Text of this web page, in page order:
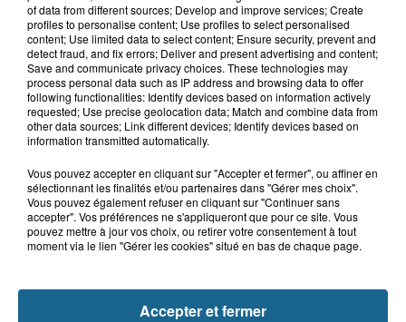
Grand jeu de l'été : les cabines de plages
Gagnez vos entrées pour Dennlys
Parc
of data from different sources; Develop and improve services; Create
profiles to personalise content; Use profiles to select personalised
content; Use limited data to select content; Ensure security, prevent and
detect fraud, and fix errors; Deliver and present advertising and content;
Save and communicate privacy choices. These technologies may
process personal data such as IP address and browsing data to offer
following functionalities: Identify devices based on information actively
requested; Use precise geolocation data; Match and combine data from
other data sources; Link different devices; Identify devices based on
information transmitted automatically.
Vous pouvez accepter en cliquant sur "Accepter et fermer", ou affiner en
sélectionnant les finalités et/ou partenaires dans "Gérer mes choix".
Vous pouvez également refuser en cliquant sur "Continuer sans
accepter". Vos préférences ne s'appliqueront que pour ce site. Vous
pouvez mettre à jour vos choix, ou retirer votre consentement à tout
moment via le lien "Gérer les cookies" situé en bas de chaque page.
Accepter et fermer